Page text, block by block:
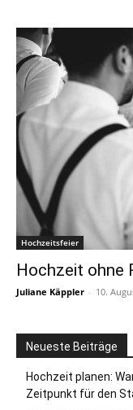
Hochzeitsfeier
Hochzeit ohne
Juliane Käppler - 10.
Neueste Beiträge
Hochzeit planen:
Zeitpunkt für den